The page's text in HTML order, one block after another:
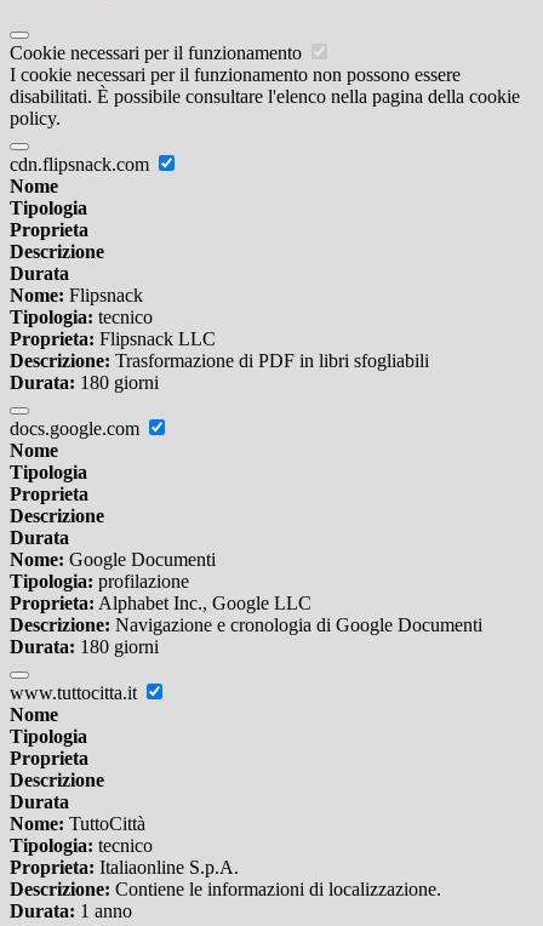
Cookie necessari per il funzionamento
I cookie necessari per il funzionamento non possono essere
disabilitati. È possibile consultare l'elenco nella pagina della cookie
policy.
cdn.flipsnack.com
Nome
Tipologia
Proprieta
Descrizione
Durata
Nome: Flipsnack
Tipologia: tecnico
Proprieta: Flipsnack LLC
Descrizione: Trasformazione di PDF in libri sfogliabili
Durata: 180 giorni
docs.google.com
Nome
Tipologia
Proprieta
Descrizione
Durata
Nome: Google Documenti
Tipologia: profilazione
Proprieta: Alphabet Inc., Google LLC
Descrizione: Navigazione e cronologia di Google Documenti
Durata: 180 giorni
www.tuttocitta.it
Nome
Tipologia
Proprieta
Descrizione
Durata
Nome: TuttoCittà
Tipologia: tecnico
Proprieta: Italiaonline S.p.A.
Descrizione: Contiene le informazioni di localizzazione.
Durata: 1 anno